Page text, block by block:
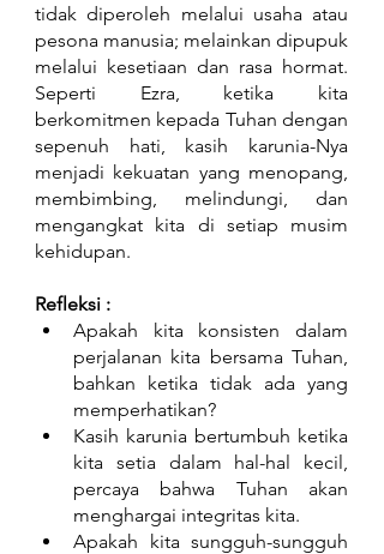
tidak diperoleh melalui usaha atau
pesona manusia; melainkan dipupuk
melalui kesetiaan dan rasa hormat.
Seperti Ezra, ketika kita
berkomitmen kepada Tuhan dengan
sepenuh hati, kasih karunia-Nya
menjadi kekuatan yang menopang,
membimbing, melindungi, dan
mengangkat kita di setiap musim
kehidupan.
Refleksi :
Apakah kita konsisten dalam
perjalanan kita bersama Tuhan,
bahkan ketika tidak ada yang
memperhatikan?
Kasih karunia bertumbuh ketika
kita setia dalam hal-hal kecil,
percaya bahwa Tuhan akan
menghargai integritas kita.
Apakah kita sungguh-sungguh